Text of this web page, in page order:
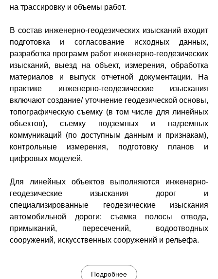
на трассировку и объемы работ.
В состав инженерно-геодезических изысканий входит
подготовка и согласование исходных данных,
разработка программ работ инженерно-геодезических
изысканий, выезд на объект, измерения, обработка
материалов и выпуск отчетной документации. На
практике инженерно-геодезические изыскания
включают создание/ уточнение геодезической основы,
топографическую съемку (в том числе для линейных
объектов), съемку подземных и надземных
коммуникаций (по доступным данным и признакам),
контрольные измерения, подготовку планов и
цифровых моделей.
Для линейных объектов выполняются инженерно-
геодезические изыскания дорог и
специализированные геодезические изыскания
автомобильной дороги: съемка полосы отвода,
примыканий, пересечений, водоотводных
сооружений, искусственных сооружений и рельефа.
Подробнее